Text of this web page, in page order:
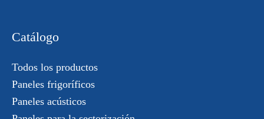
Catálogo
Todos los productos
Paneles frigoríficos
Paneles acústicos